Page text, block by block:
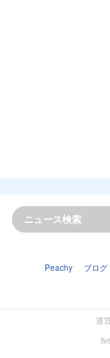
Peachy ブログ
運